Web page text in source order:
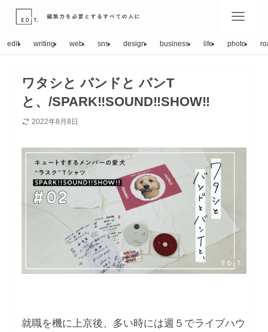
edit writing web sns design business life photo
ワタシと バンドと バンT
と、/SPARK‼︎SOUND‼︎SHOW‼︎
2022年8月8日
就職を機に上京後、多い時には週５でライブハウ